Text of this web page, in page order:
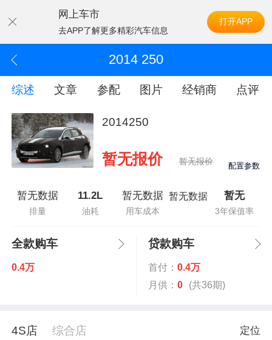
网上车市
去APP了解更多精彩汽车信息
打开APP
2014 250
综述 文章 参配 图片 经销商 点评
2014250
暂无报价 暂无报价 配置参数
暂无数据
排量
11.2L
油耗
暂无数据
用车成本
暂无数据 暂无
3年保值率
全款购车
0.4万
贷款购车
首付： 0.4万
月供： 0 (共36期)
4S店 综合店 定位